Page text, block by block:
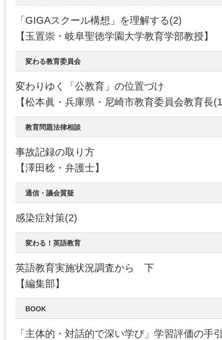
「GIGAスクール構想」を理解する(2)
【玉置崇・岐阜聖徳学園大学教育学部教授】
変わる教育委員会
変わりゆく「公教育」の位置づけ
【松本眞・兵庫県・尼崎市教育委員会教育長
教育問題法律相談
事故記録の取り方
【澤田稔・弁護士】
通信・議会質疑
感染症対策(2)
変わる！英語教育
英語教育実施状況調査から 下
【編集部】
BOOK
「主体的・対話的で深い学び」学習評価の手